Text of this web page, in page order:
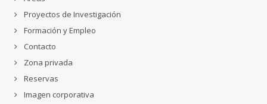
Proyectos de Investigación
Formación y Empleo
Contacto
Zona privada
Reservas
Imagen corporativa